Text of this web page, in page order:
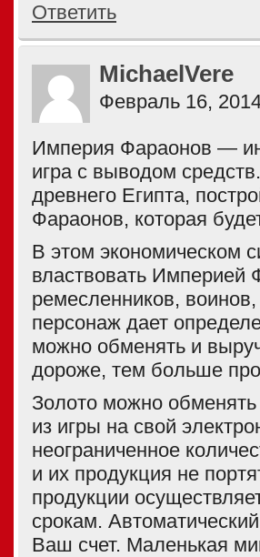
Ответить
MichaelVere
Февраль 16,
Империя Фараонов —
игра с выводом
древнего Египта,
Фараонов, которая
В этом экономическом
властвовать Империей
ремесленников,
персонаж дает
можно обменять и
дороже, тем больше
Золото можно
из игры на свой
неограниченное
и их продукция не
продукции
срокам.
Ваш счет. Маленькая